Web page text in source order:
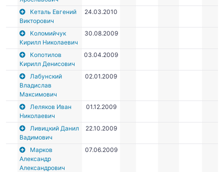
Кеталь Евгений
Викторович
24.03.2010
Коломийчук
Кирилл Николаевич
30.08.2009
Копотилов
Кирилл Денисович
03.04.2009
Лабунский
Владислав
Максимович
02.01.2009
Леляков Иван
Николаевич
01.12.2009
Ливицкий Данил
Вадимович
22.10.2009
Марков
Александр
Александрович
07.06.2009